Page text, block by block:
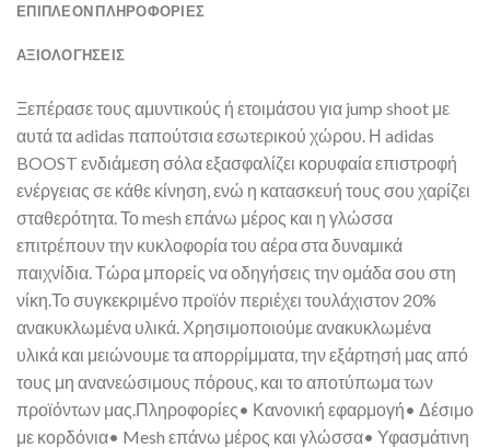
ΕΠΙΠΛΈΟΝ ΠΛΗΡΟΦΟΡΊΕΣ
ΑΞΙΟΛΟΓΗΣΕΙΣ
Ξεπέρασε τους αμυντικούς ή ετοιμάσου για jump shoot με
αυτά τα adidas παπούτσια εσωτερικού χώρου. Η adidas
BOOST ενδιάμεση σόλα εξασφαλίζει κορυφαία επιστροφή
ενέργειας σε κάθε κίνηση, ενώ η κατασκευή τους σου χαρίζει
σταθερότητα. Το mesh επάνω μέρος και η γλώσσα
επιτρέπουν την κυκλοφορία του αέρα στα δυναμικά
παιχνίδια. Τώρα μπορείς να οδηγήσεις την ομάδα σου στη
νίκη.Το συγκεκριμένο προϊόν περιέχει τουλάχιστον 20%
ανακυκλωμένα υλικά. Χρησιμοποιούμε ανακυκλωμένα
υλικά και μειώνουμε τα απορρίμματα, την εξάρτησή μας από
τους μη ανανεώσιμους πόρους, και το αποτύπωμα των
προϊόντων μας.Πληροφορίες• Κανονική εφαρμογή• Δέσιμο
με κορδόνια• Mesh επάνω μέρος και γλώσσα• Υφασμάτινη